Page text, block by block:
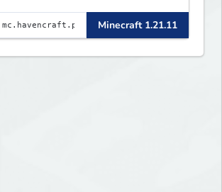
terrain generation ✦
— Trade & build
✦ Land Claims — Protect
build ✦ Weekly Events
Minecraft 1.21.11